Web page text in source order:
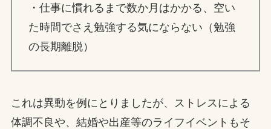
・仕事に慣れるまで数か月はかかる、空い
た時間でさえ勉強する気にならない（勉強
の長期離脱）
これは異動を例にとりましたが、ストレスによる
体調不良や、結婚や出産等のライフイベントもそ